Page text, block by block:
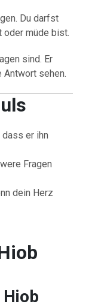
Du darfst
oder müde bist.
sind. Er
Antwort sehen.
dass er ihn
Fragen
dein Herz